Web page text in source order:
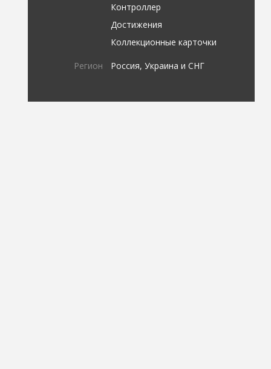
Контроллер
Достижения
Коллекционные карточки
Регион Россия, Украина и СНГ